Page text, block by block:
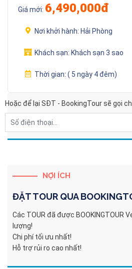
Giá mới: 6,490,000đ
Nơi khởi hành: Hải Phòng
Khách sạn: Khách sạn 3 sao
Thời gian:( 5 ngày 4 đêm)
Hoặc để lại SĐT - BookingTour sẽ gọi
NỢI ÍCH
ĐẶT TOUR QUA
Các TOUR đã được BOOKINGTOUR
lượng!
Chi phí tối ưu nhất!
Hỗ trợ rủi ro cao nhất!